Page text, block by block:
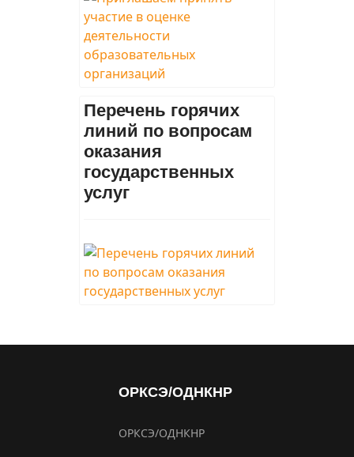
Перечень горячих
линий по вопросам
оказания
государственных
услуг
ОРКСЭ/ОДНКНР
ОРКСЭ/ОДНКНР